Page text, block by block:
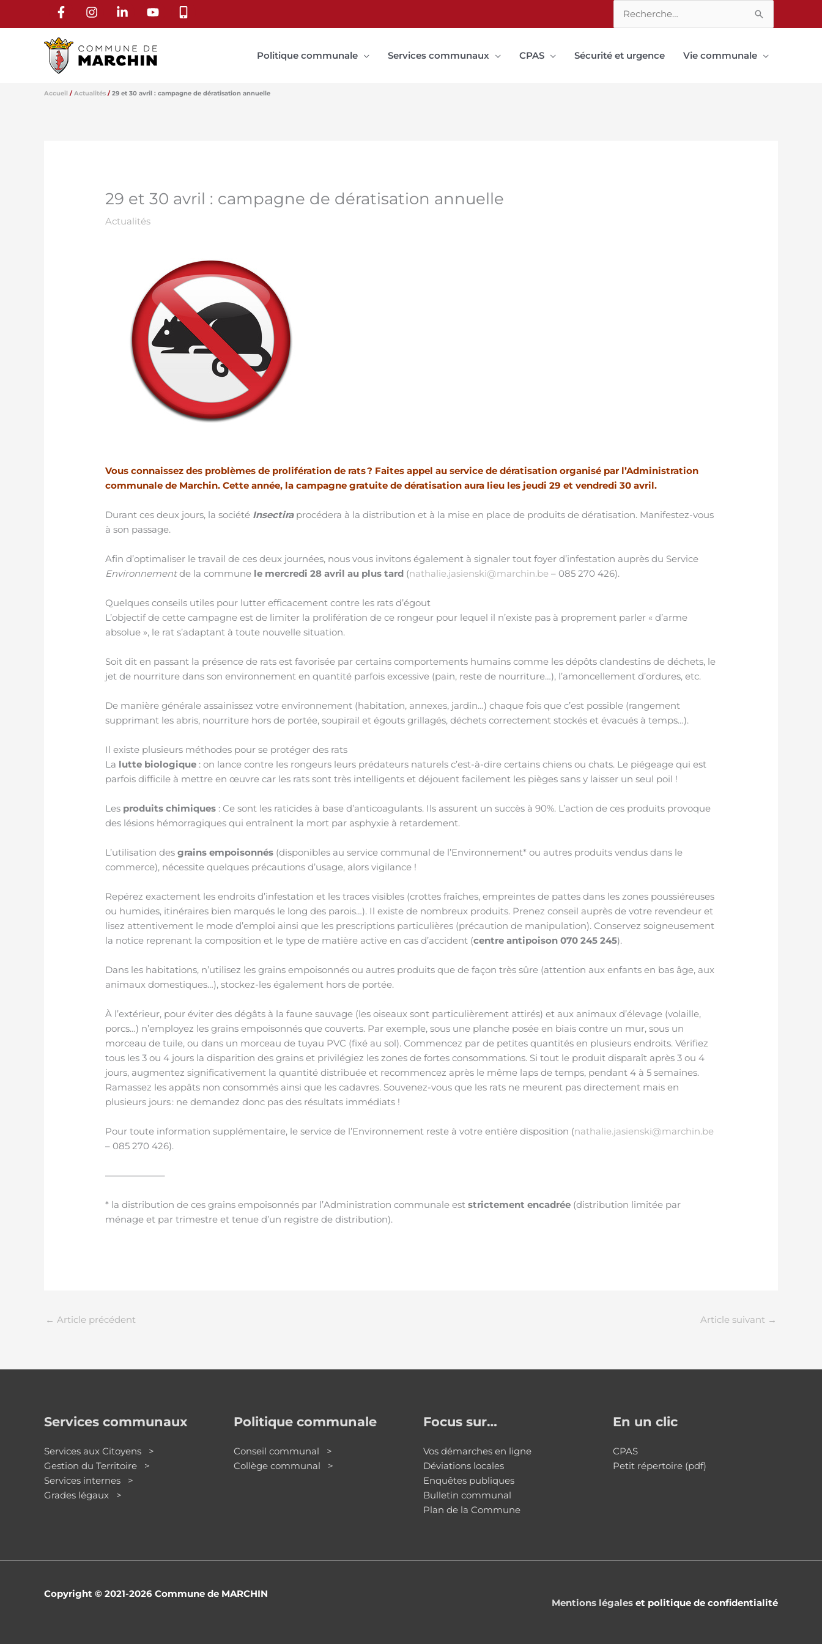
Rechercher :
Politique communale Services communaux CPAS Sécurité et urgence Vie communale
Accueil Actualités 29 et 30 avril : campagne de dératisation annuelle
29 et 30 avril : campagne de dératisation annuelle
Actualités
Vous connaissez des problèmes de prolifération de rats ? Faites appel au service de dératisation organisé par l’Administration
communale de Marchin. Cette année, la campagne gratuite de dératisation aura lieu les jeudi 29 et vendredi 30 avril.
Durant ces deux jours, la société Insectira procédera à la distribution et à la mise en place de produits de dératisation. Manifestez-vous
à son passage.
Afin d’optimaliser le travail de ces deux journées, nous vous invitons également à signaler tout foyer d’infestation auprès du Service
Environnementde la commune le mercredi 28 avril au plus tard (nathalie.jasienski@marchin.be – 085 270 426).
Quelques conseils utiles pour lutter efficacement contre les rats d’égout
L’objectif de cette campagne est de limiter la prolifération de ce rongeur pour lequel il n’existe pas à proprement parler « d’arme
absolue », le rat s’adaptant à toute nouvelle situation.
Soit dit en passant la présence de rats est favorisée par certains comportements humains comme les dépôts clandestins de déchets, le
jet de nourriture dans son environnement en quantité parfois excessive (pain, reste de nourriture…), l’amoncellement d’ordures, etc.
De manière générale assainissez votre environnement (habitation, annexes, jardin…) chaque fois que c’est possible (rangement
supprimant les abris, nourriture hors de portée, soupirail et égouts grillagés, déchets correctement stockés et évacués à temps…).
Il existe plusieurs méthodes pour se protéger des rats
La lutte biologique : on lance contre les rongeurs leurs prédateurs naturels c’est-à-dire certains chiens ou chats. Le piégeage qui est
parfois difficile à mettre en œuvre car les rats sont très intelligents et déjouent facilement les pièges sans y laisser un seul poil !
Les produits chimiques : Ce sont les raticides à base d’anticoagulants. Ils assurent un succès à 90%. L’action de ces produits provoque
des lésions hémorragiques qui entraînent la mort par asphyxie à retardement.
L’utilisation desgrains empoisonnés (disponibles au service communal de l’Environnement* ou autres produits vendus dans le
commerce), nécessite quelques précautions d’usage, alors vigilance !
Repérez exactement les endroits d’infestation et les traces visibles (crottes fraîches, empreintes de pattes dans les zones poussiéreuses
ou humides, itinéraires bien marqués le long des parois…). Il existe de nombreux produits. Prenez conseil auprès de votre revendeur et
lisez attentivement le mode d’emploi ainsi que les prescriptions particulières (précaution de manipulation). Conservez soigneusement
la notice reprenant la composition et le type de matière active en cas d’accident (centre antipoison 070 245 245).
Dans les habitations, n’utilisez les grains empoisonnés ou autres produits que de façon très sûre (attention aux enfants en bas âge, aux
animaux domestiques…), stockez-les également hors de portée.
À l’extérieur, pour éviter des dégâts à la faune sauvage (les oiseaux sont particulièrement attirés) et aux animaux d’élevage (volaille,
porcs…) n’employez les grains empoisonnés que couverts. Par exemple, sous une planche posée en biais contre un mur, sous un
morceau de tuile, ou dans un morceau de tuyau PVC (fixé au sol). Commencez par de petites quantités en plusieurs endroits. Vérifiez
tous les 3 ou 4 jours la disparition des grains et privilégiez les zones de fortes consommations. Si tout le produit disparaît après 3 ou 4
jours, augmentez significativement la quantité distribuée et recommencez après le même laps de temps, pendant 4 à 5 semaines.
Ramassez les appâts non consommés ainsi que les cadavres. Souvenez-vous que les rats ne meurent pas directement mais en
plusieurs jours : ne demandez donc pas des résultats immédiats !
Pour toute information supplémentaire, le service de l’Environnement reste à votre entière disposition (nathalie.jasienski@marchin.be
– 085 270 426).
——————–
* la distribution de ces grains empoisonnés par l’Administration communale eststrictement encadrée (distribution limitée par
ménage et par trimestre et tenue d’un registre de distribution).
← Article précédent Article suivant →
Services communaux
Services aux Citoyens >
Gestion du Territoire >
Services internes >
Grades légaux >
Politique communale
Conseil communal >
Collège communal >
Focus sur…
Vos démarches en ligne
Déviations locales
Enquêtes publiques
Bulletin communal
Plan de la Commune
En un clic
CPAS
Petit répertoire (pdf)
Copyright © 2021-2026 Commune de MARCHIN
Mentions légales et politique de confidentialité